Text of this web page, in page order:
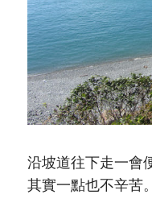
沿坡道往下走一會
其實一點也不辛苦。